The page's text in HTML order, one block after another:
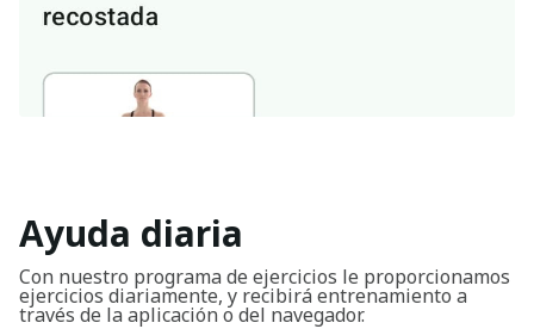
Ayuda diaria
Con nuestro programa de ejercicios le proporcionamos
ejercicios diariamente, y recibirá entrenamiento a
través de la aplicación o del navegador.